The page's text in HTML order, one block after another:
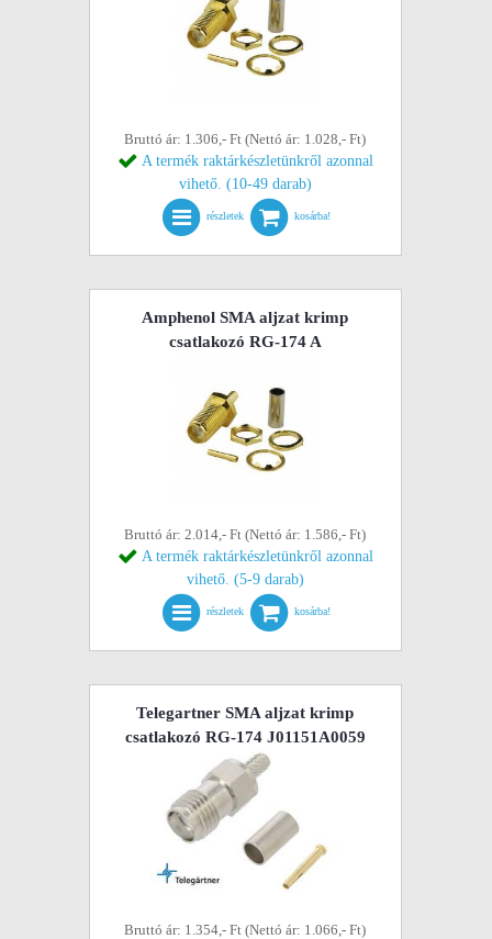
Bruttó ár: 1.306,- Ft (Nettó ár: 1.028,- Ft)
A termék raktárkészletünkről azonnal
vihető. (10-49 darab)
részletek kosárba!
Amphenol SMA aljzat krimp
csatlakozó RG-174 A
Bruttó ár: 2.014,- Ft (Nettó ár: 1.586,- Ft)
A termék raktárkészletünkről azonnal
vihető. (5-9 darab)
részletek kosárba!
Telegartner SMA aljzat krimp
csatlakozó RG-174 J01151A0059
Bruttó ár: 1.354,- Ft (Nettó ár: 1.066,- Ft)